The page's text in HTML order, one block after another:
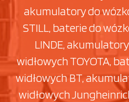
akumulatory do
STILL, baterie do
LINDE,
widłowych TOYOTA,
widłowych BT,
widłowych